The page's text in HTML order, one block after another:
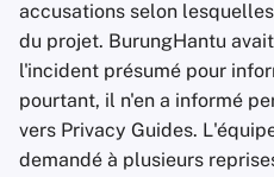
accusations selon
du projet. BurungHantu
l'incident présumé pour
pourtant, il n'en a informé
vers Privacy Guides.
demandé à plusieurs